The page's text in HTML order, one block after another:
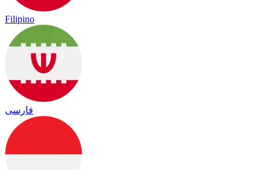
Filipino
فارسی